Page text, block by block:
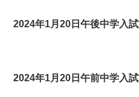
2024年1月20日午後中学入試
2024年1月20日午前中学入試